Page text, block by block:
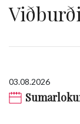
03.08.2026